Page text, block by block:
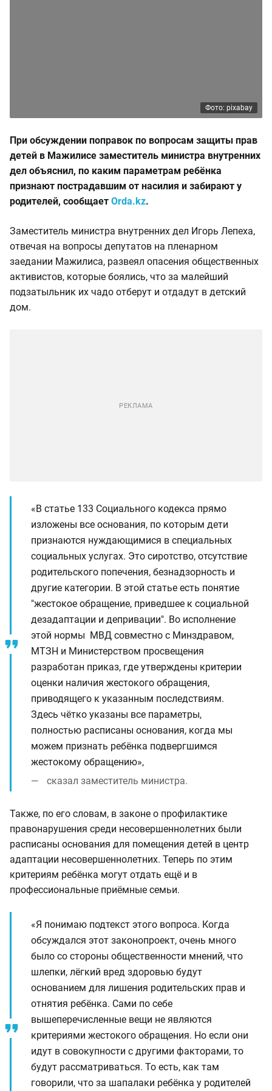
Фото: pixabay
При обсуждении поправок по вопросам защиты прав
детей в Мажилисе заместитель министра внутренних
дел объяснил, по каким параметрам ребёнка
признают пострадавшим от насилия и забирают у
родителей, сообщает Orda.kz.
Заместитель министра внутренних дел Игорь Лепеха,
отвечая на вопросы депутатов на пленарном
заедании Мажилиса, развеял опасения общественных
активистов, которые боялись, что за малейший
подзатыльник их чадо отберут и отдадут в детский
дом.
«В статье 133 Социального кодекса прямо
изложены все основания, по которым дети
признаются нуждающимися в специальных
социальных услугах. Это сиротство, отсутствие
родительского попечения, безнадзорность и
другие категории. В этой статье есть понятие
"жестокое обращение, приведшее к социальной
дезадаптации и депривации". Во исполнение
этой нормы МВД совместно с Минздравом,
МТЗН и Министерством просвещения
разработан приказ, где утверждены критерии
оценки наличия жестокого обращения,
приводящего к указанным последствиям.
Здесь чётко указаны все параметры,
полностью расписаны основания, когда мы
можем признать ребёнка подвергшимся
жестокому обращению»,
сказал заместитель министра.
Также, по его словам, в законе о профилактике
правонарушения среди несовершеннолетних были
расписаны основания для помещения детей в центр
адаптации несовершеннолетних. Теперь по этим
критериям ребёнка могут отдать ещё и в
профессиональные приёмные семьи.
«Я понимаю подтекст этого вопроса. Когда
обсуждался этот законопроект, очень много
было со стороны общественности мнений, что
шлепки, лёгкий вред здоровью будут
основанием для лишения родительских прав и
отнятия ребёнка. Сами по себе
вышеперечисленные вещи не являются
критериями жестокого обращения. Но если они
идут в совокупности с другими факторами, то
будут рассматриваться. То есть, как там
говорили, что за шапалаки ребёнка у родителей